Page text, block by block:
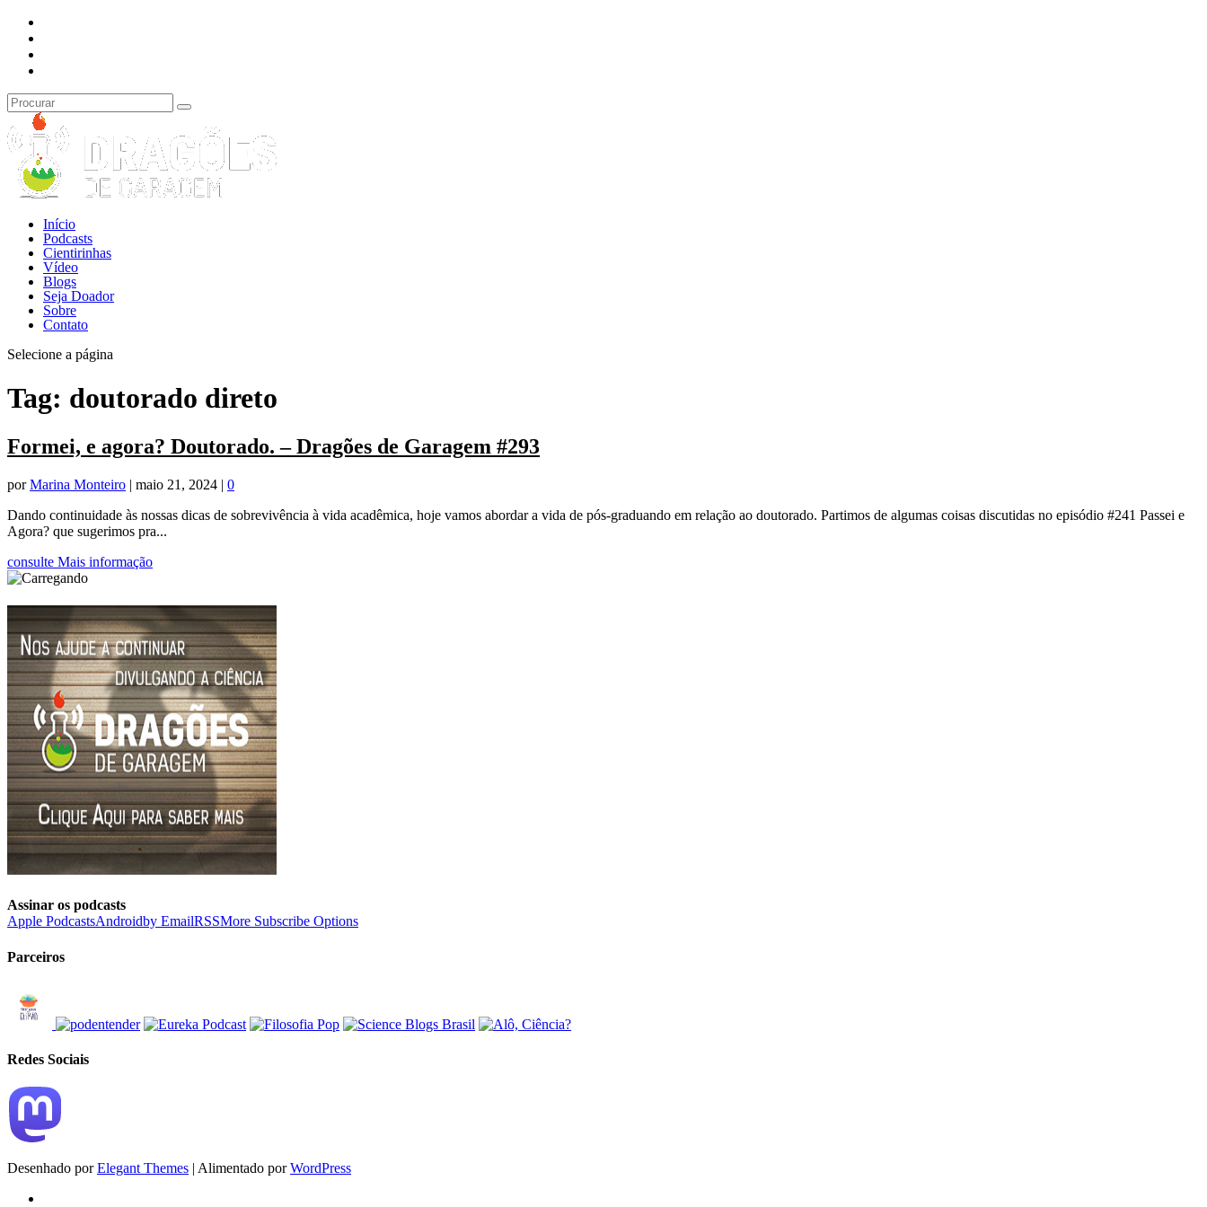
Início
Podcasts
Cientirinhas
Vídeo
Blogs
Seja Doador
Sobre
Contato
Selecione a página
Tag: doutorado direto
Formei, e agora? Doutorado. – Dragões de Garagem #293
porMarina Monteiro | maio 21, 2024 | 0
Dando continuidade às nossas dicas de sobrevivência à vida acadêmica, hoje vamos abordar a vida de pós-graduando em relação ao doutorado. Partimos de algumas coisas discutidas no episódio #241 Passei e
Agora? que sugerimos pra...
consulte Mais informação
Assinar os podcasts
Apple PodcastsAndroidby EmailRSSMore Subscribe Options
Parceiros
Redes Sociais
Desenhado porElegant Themes | Alimentado porWordPress